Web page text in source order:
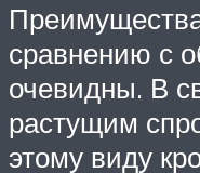
сравнению с
очевидны. В
растущим
этому виду